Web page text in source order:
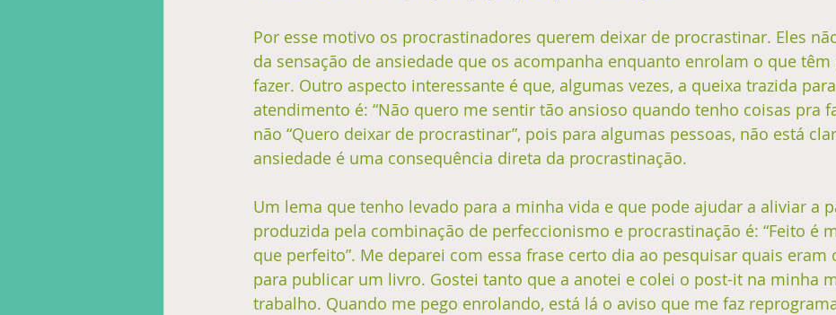
Por esse motivo os procrastinadores querem deixar de procrastinar. Eles
da sensação de ansiedade que os acompanha enquanto enrolam o que têm
fazer. Outro aspecto interessante é que, algumas vezes, a queixa trazida
atendimento é: “Não quero me sentir tão ansioso quando tenho coisas pra
não “Quero deixar de procrastinar”, pois para algumas pessoas, não está
ansiedade é uma consequência direta da procrastinação.
Um lema que tenho levado para a minha vida e que pode ajudar a aliviar a
produzida pela combinação de perfeccionismo e procrastinação é: “Feito é
que perfeito”. Me deparei com essa frase certo dia ao pesquisar quais eram
para publicar um livro. Gostei tanto que a anotei e colei o post-it na minha
trabalho. Quando me pego enrolando, está lá o aviso que me faz